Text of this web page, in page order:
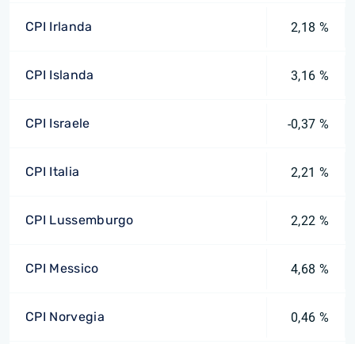
CPI Irlanda 2,18 %
CPI Islanda 3,16 %
CPI Israele -0,37 %
CPI Italia 2,21 %
CPI Lussemburgo 2,22 %
CPI Messico 4,68 %
CPI Norvegia 0,46 %